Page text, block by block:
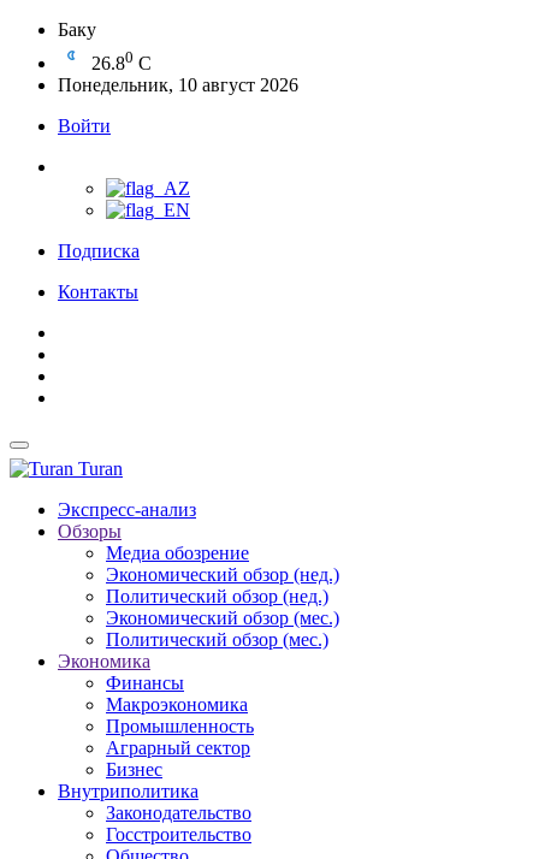
Баку
26.80 C
Понедельник, 10 август 2026
Войти
Подписка
Контакты
Turan
Экспресс-анализ
Обзоры
Медиа обозрение
Экономический обзор (нед.)
Политический обзор (нед.)
Экономический обзор (мес.)
Политический обзор (мес.)
Экономика
Финансы
Макроэкономика
Промышленность
Аграрный сектор
Бизнес
Внутриполитика
Законодательство
Госстроительство